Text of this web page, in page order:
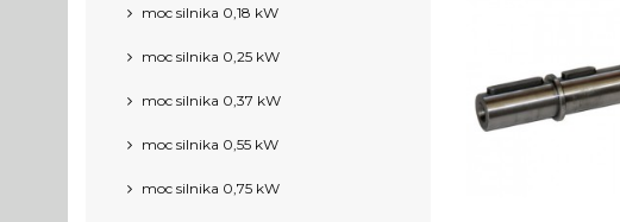
moc silnika 0,18 kW
moc silnika 0,25 kW
moc silnika 0,37 kW
moc silnika 0,55 kW
moc silnika 0,75 kW